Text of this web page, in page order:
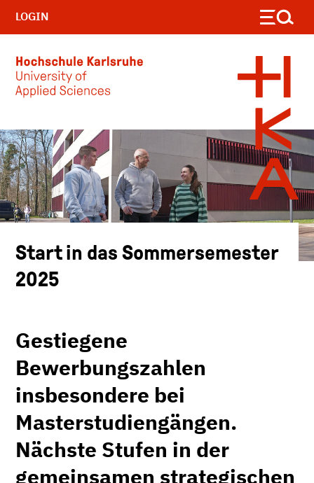
Skip to main content
LOGIN
Start in das Sommersemester
2025
Gestiegene
Bewerbungszahlen
insbesondere bei
Masterstudiengängen.
Nächste Stufen in der
gemeinsamen strategischen